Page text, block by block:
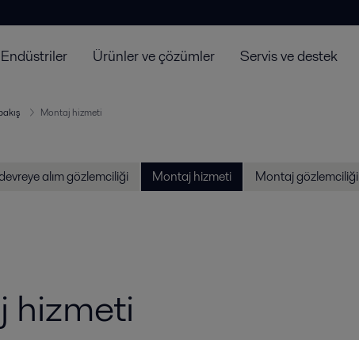
Endüstriler Ürünler ve çözümler Servis ve destek
Montaj hizmeti
alım gözlemciliği Montaj hizmeti Montaj gözlemciliği
hizmeti